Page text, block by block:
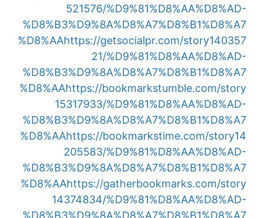
521576/%D9%81%D8%AA%D8%AD-
%D8%B3%D9%8A%D8%A7%D8%B1%D8%A7
%D8%AAhttps://getsocialpr.com/story140357
21/%D9%81%D8%AA%D8%AD-
%D8%B3%D9%8A%D8%A7%D8%B1%D8%A7
%D8%AAhttps://bookmarkstumble.com/story
15317933/%D9%81%D8%AA%D8%AD-
%D8%B3%D9%8A%D8%A7%D8%B1%D8%A7
%D8%AAhttps://bookmarkstime.com/story14
205583/%D9%81%D8%AA%D8%AD-
%D8%B3%D9%8A%D8%A7%D8%B1%D8%A7
%D8%AAhttps://gatherbookmarks.com/story
14374834/%D9%81%D8%AA%D8%AD-
%D8%B3%D9%8A%D8%A7%D8%B1%D8%A7